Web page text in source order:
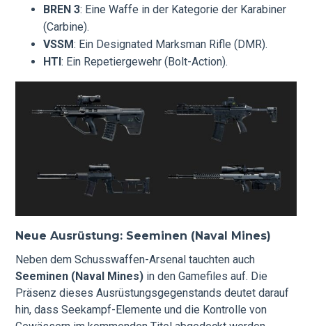
BREN 3: Eine Waffe in der Kategorie der Karabiner
(Carbine).
VSSM: Ein Designated Marksman Rifle (DMR).
HTI: Ein Repetiergewehr (Bolt-Action).
Neue Ausrüstung: Seeminen (Naval Mines)
Neben dem Schusswaffen-Arsenal tauchten auch
Seeminen (Naval Mines) in den Gamefiles auf. Die
Präsenz dieses Ausrüstungsgegenstands deutet darauf
hin, dass Seekampf-Elemente und die Kontrolle von